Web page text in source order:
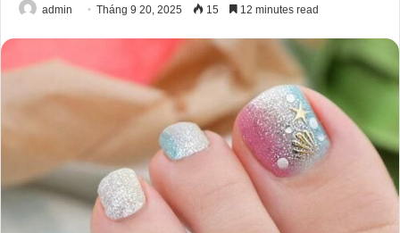
admin Tháng 9 20, 2025 15 12 minutes read